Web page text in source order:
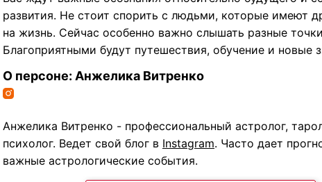
развития. Не стоит спорить с людьми, которые имеют
на жизнь. Сейчас особенно важно слышать разные
Благоприятными будут путешествия, обучение и новые
О персоне: Анжелика Витренко
Анжелика Витренко - профессиональный астролог,
психолог. Ведет свой блог в Instаgram. Часто дает
важные астрологические события.